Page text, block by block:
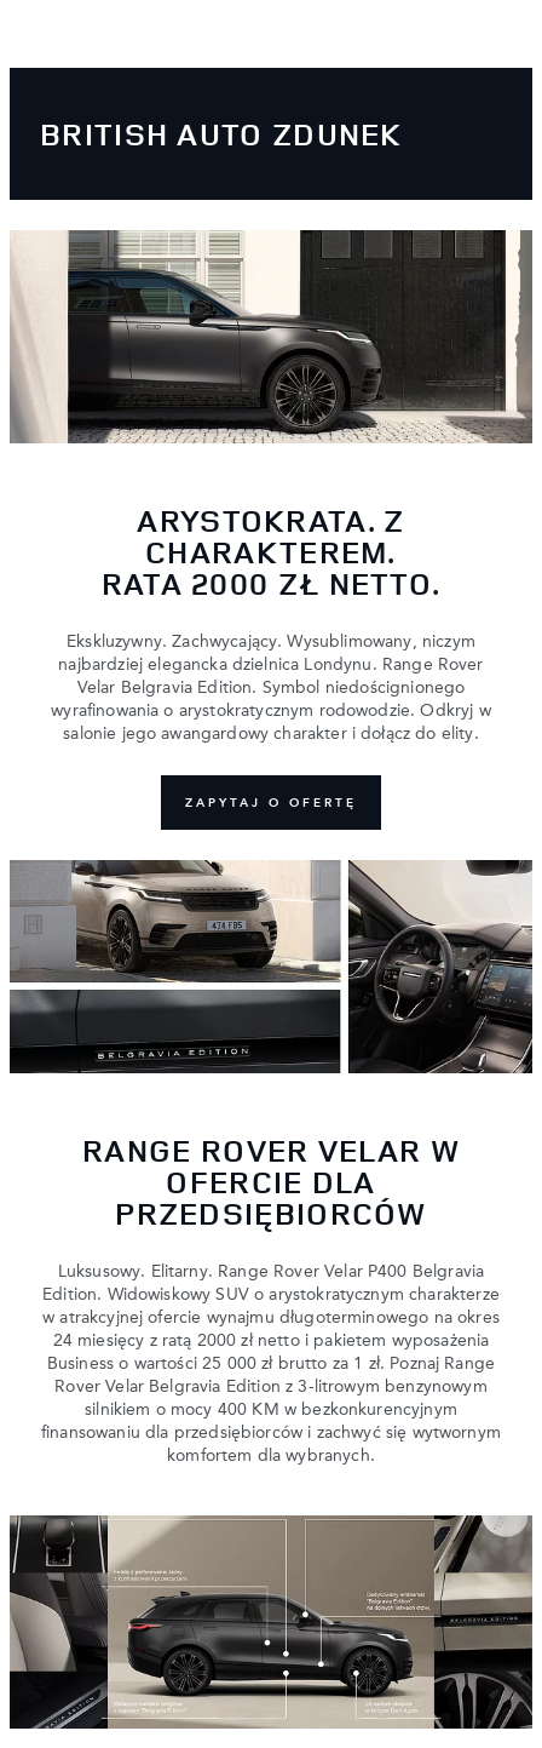
BRITISH AUTO ZDUNEK
ARYSTOKRATA. Z
CHARAKTEREM.
RATA 2000 ZŁ NETTO.
Ekskluzywny. Zachwycający. Wysublimowany, niczym
najbardziej elegancka dzielnica Londynu. Range Rover
Velar Belgravia Edition. Symbol niedoścignionego
wyrafinowania o arystokratycznym rodowodzie. Odkryj w
salonie jego awangardowy charakter i dołącz do elity.
ZAPYTAJ O OFERTĘ
RANGE ROVER VELAR W
OFERCIE DLA
PRZEDSIĘBIORCÓW
Luksusowy. Elitarny. Range Rover Velar P400 Belgravia
Edition. Widowiskowy SUV o arystokratycznym charakterze
w atrakcyjnej ofercie wynajmu długoterminowego na okres
24 miesięcy z ratą 2000 zł netto i pakietem wyposażenia
Business o wartości 25 000 zł brutto za 1 zł. Poznaj Range
Rover Velar Belgravia Edition z 3-litrowym benzynowym
silnikiem o mocy 400 KM w bezkonkurencyjnym
finansowaniu dla przedsiębiorców i zachwyć się wytwornym
komfortem dla wybranych.